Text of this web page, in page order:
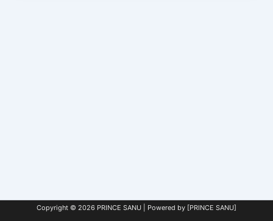
Copyright © 2026 PRINCE SANU | Powered by [PRINCE SANU]